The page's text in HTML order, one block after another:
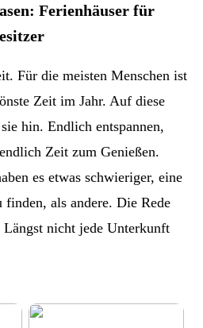
Ferienhäuser für
Für die meisten Menschen ist
Zeit im Jahr. Auf diese
hin. Endlich entspannen,
Zeit zum Genießen.
es etwas schwieriger, eine
als andere. Die Rede
nicht jede Unterkunft